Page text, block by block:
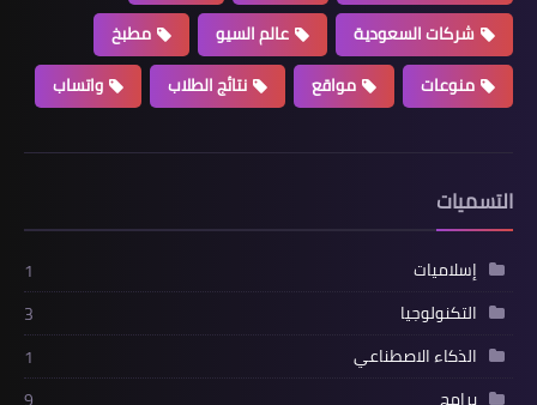
شركات السعودية
عالم السيو
مطبخ
منوعات
مواقع نتائج الطلاب واتساب
التسميات
إسلاميات
1
التكنولوجيا
3
الذكاء الاصطناعي
1